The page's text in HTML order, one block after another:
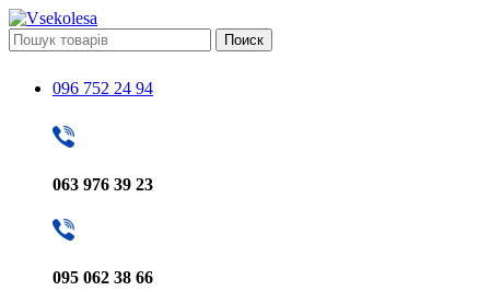
Поиск
096 752 24 94
063 976 39 23
095 062 38 66